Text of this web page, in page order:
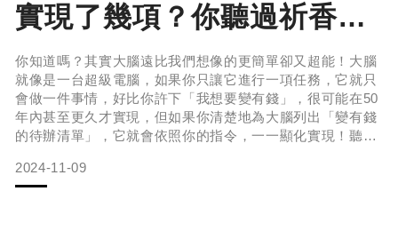
在快節奏的生活中，我們都希望情緒可以馬上舒緩下來
這時候，一瓶多用的精油就是你的最佳神隊友！舒緩家中的
實現了幾項？你聽過祈香魔
法嗎？靠「小黑瓶」啟動魔
法意念，喚醒你一整年的好
運體質，迎戰2025！
你知道嗎？其實大腦遠比我們想像的更簡單卻又超能！大腦
就像是一台超級電腦，如果你只讓它進行一項任務，它就只
會做一件事情，好比你許下「我想要變有錢」，很可能在50
年內甚至更久才實現，但如果你清楚地為大腦列出「變有錢
的待辦清單」，它就會依照你的指令，一一顯化實現！聽起
結果=意識＋能量＋行為＋選擇你所列出的待辦清單，就是
在你有意識的前提之下，為大腦灌注足夠的能量，進一步影
2024-11-09